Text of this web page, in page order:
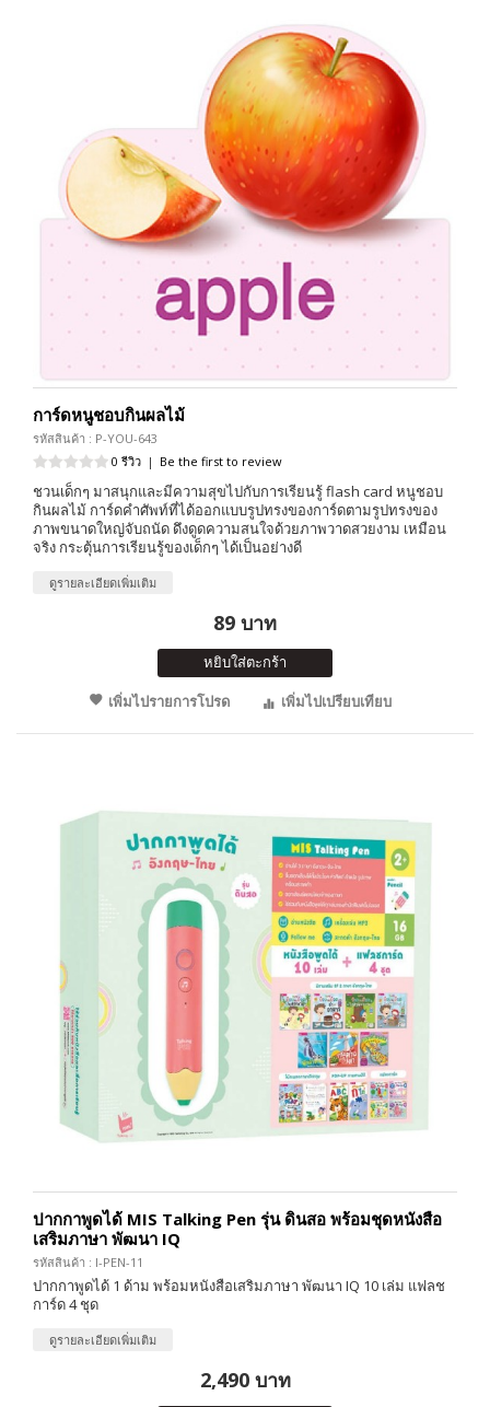
การ์ดหนูชอบกินผลไม้
รหัสสินค้า : P-YOU-643
0 รีวิว | Be the first to review
ชวนเด็กๆ มาสนุกและมีความสุขไปกับการเรียนรู้ flash card หนูชอบ
กินผลไม้ การ์ดคำศัพท์ที่ได้ออกแบบรูปทรงของการ์ดตามรูปทรงของ
ภาพขนาดใหญ่จับถนัด ดึงดูดความสนใจด้วยภาพวาดสวยงาม เหมือน
จริง กระตุ้นการเรียนรู้ของเด็กๆ ได้เป็นอย่างดี
ดูรายละเอียดเพิ่มเติม
89 บาท
หยิบใส่ตะกร้า
เพิ่มไปรายการโปรด
เพิ่มไปเปรียบเทียบ
ปากกาพูดได้ MIS Talking Pen รุ่น ดินสอ พร้อมชุดหนังสือ
เสริมภาษา พัฒนา IQ
รหัสสินค้า : I-PEN-11
ปากกาพูดได้ 1 ด้าม พร้อมหนังสือเสริมภาษา พัฒนา IQ 10 เล่ม แฟลช
การ์ด 4 ชุด
ดูรายละเอียดเพิ่มเติม
2,490 บาท